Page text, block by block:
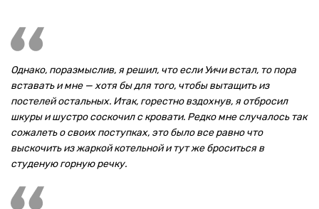
Однако, поразмыслив, я решил, что если Уичи встал, то пора
вставать и мне — хотя бы для того, чтобы вытащить из
постелей остальных. Итак, горестно вздохнув, я отбросил
шкуры и шустро соскочил с кровати. Редко мне случалось так
сожалеть о своих поступках, это было все равно что
выскочить из жаркой котельной и тут же броситься в
студеную горную речку.